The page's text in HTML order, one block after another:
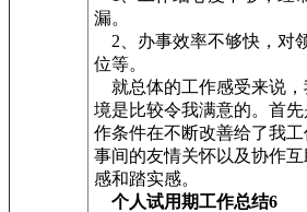
漏。
2、办事效率不够快，对
位等。
就总体的工作感受来说，
境是比较令我满意的。首
作条件在不断改善给了我
事间的友情关怀以及协作
感和踏实感。
个人试用期工作总结6